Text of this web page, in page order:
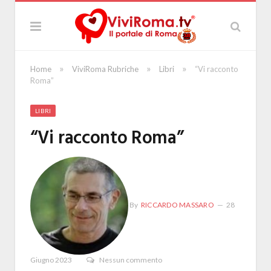
Home » ViviRoma Rubriche » Libri »
“Vi racconto
Roma”
LIBRI
“Vi racconto Roma”
By RICCARDO MASSARO 28
Giugno 2023 Nessun commento